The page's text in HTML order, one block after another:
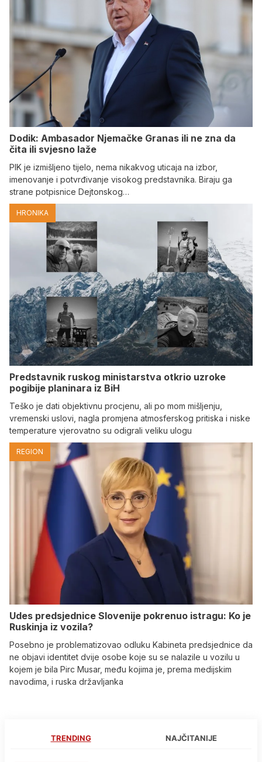
Dodik: Ambasador Njemačke Granas ili ne zna da
čita ili svjesno laže
PIK je izmišljeno tijelo, nema nikakvog uticaja na izbor,
imenovanje i potvrđivanje visokog predstavnika. Biraju ga
strane potpisnice Dejtonskog…
HRONIKA
Predstavnik ruskog ministarstva otkrio uzroke
pogibije planinara iz BiH
Teško je dati objektivnu procjenu, ali po mom mišljenju,
vremenski uslovi, nagla promjena atmosferskog pritiska i niske
temperature vjerovatno su odigrali veliku ulogu
REGION
Udes predsjednice Slovenije pokrenuo istragu: Ko je
Ruskinja iz vozila?
Posebno je problematizovao odluku Kabineta predsjednice da
ne objavi identitet dvije osobe koje su se nalazile u vozilu u
kojem je bila Pirc Musar, među kojima je, prema medijskim
navodima, i ruska državljanka
TRENDING NAJČITANIJE